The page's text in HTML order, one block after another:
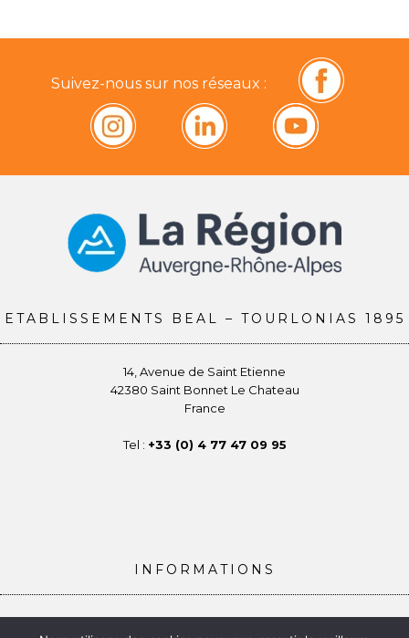
Suivez-nous sur nos réseaux :
ETABLISSEMENTS BEAL – TOURLONIAS 1895
14, Avenue de Saint Etienne
42380 Saint Bonnet Le Chateau
France
Tel : +33 (0) 4 77 47 09 95
INFORMATIONS